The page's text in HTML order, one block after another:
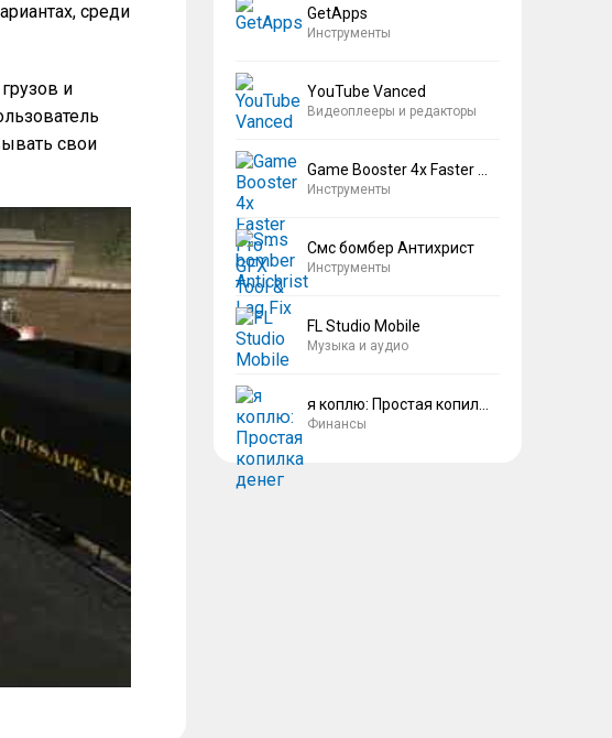
среди
и
свои
GetApps
Инструменты
YouTube Vanced
Видеоплееры и редакторы
Инструменты
Смс бомбер Антихрист
Инструменты
FL Studio Mobile
Музыка и аудио
Финансы